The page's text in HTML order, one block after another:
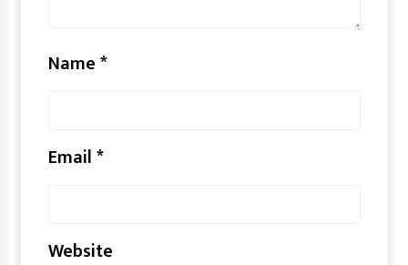
Name*
Email*
Website